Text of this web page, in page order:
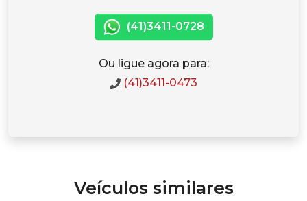
(41)3411-0728
Ou ligue agora para:
(41)3411-0473
Veículos similares